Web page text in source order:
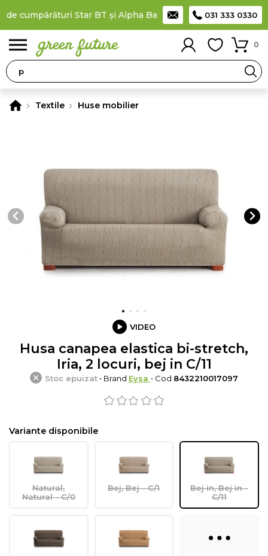
cumpărături Star BT și Alpha Bank Plătești în rateprin
031 333 0330
0
Textile Huse mobilier
VIDEO
Husa canapea elastica bi-stretch,
Iria, 2 locuri, bej in C/11
Stoc epuizat• Brand Eysa • Cod 8432210017097
Variante disponibile
Natural,
Natural - C/0
Bej, Bej - C/1
Bej in, Bej in -
C/11